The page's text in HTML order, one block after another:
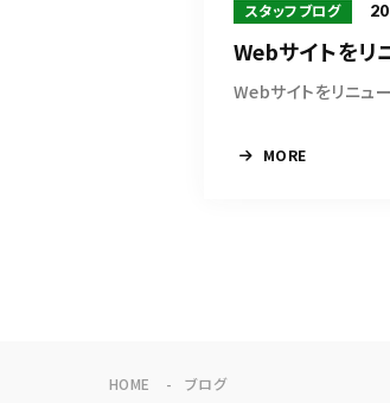
スタッフブログ
Webサイトをリ
Webサイトをリニュ
MORE
HOME ブログ